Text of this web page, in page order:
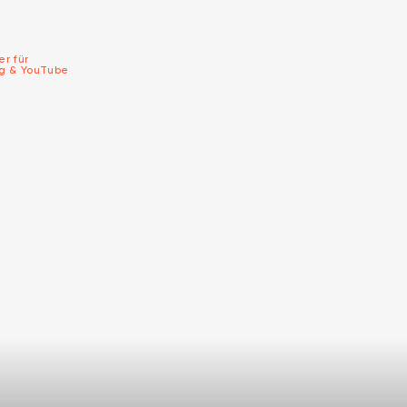
für
& YouTube